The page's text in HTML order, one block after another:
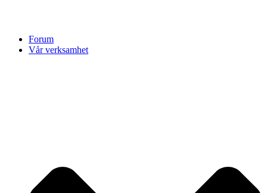
Forum
Vår verksamhet